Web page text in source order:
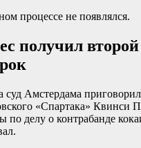
процессе не появлялся.
получил второй
суд Амстердама приговорил
«Спартака» Квинси
по делу о контрабанде